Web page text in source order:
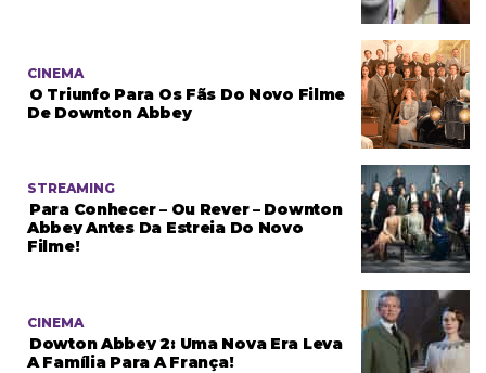
CINEMA
O Triunfo Para Os Fãs Do Novo Filme
De Downton Abbey
STREAMING
Para Conhecer – Ou Rever – Downton
Abbey Antes Da Estreia Do Novo
Filme!
CINEMA
Dowton Abbey 2: Uma Nova Era Leva
A Família Para A França!